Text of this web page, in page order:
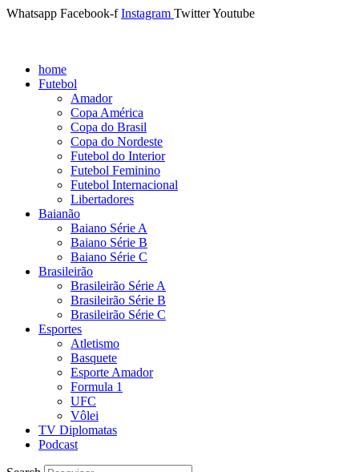
Whatsapp Facebook-f Instagram TwitterYoutube
home
Futebol
Amador
Copa América
Copa do Brasil
Copa do Nordeste
Futebol do Interior
Futebol Feminino
Futebol Internacional
Libertadores
Baianão
Baiano Série A
Baiano Série B
Baiano Série C
Brasileirão
Brasileirão Série A
Brasileirão Série B
Brasileirão Série C
Esportes
Atletismo
Basquete
Esporte Amador
Formula 1
UFC
Vôlei
TV Diplomatas
Podcast